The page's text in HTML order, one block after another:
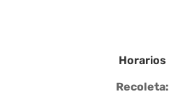
Horarios
Recoleta: